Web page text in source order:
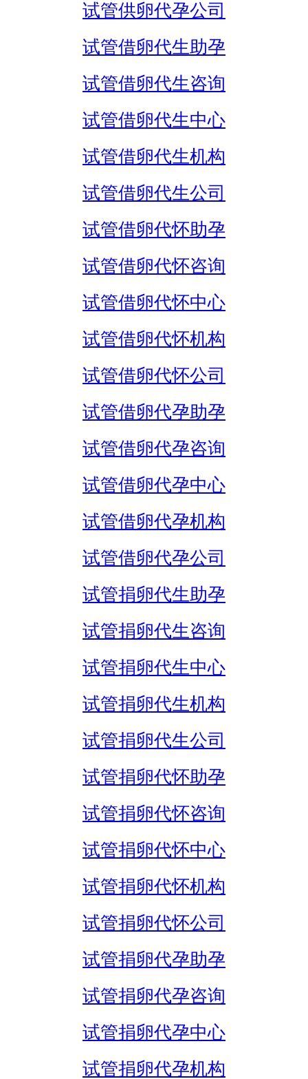
试管供卵代孕公司
试管借卵代生助孕
试管借卵代生咨询
试管借卵代生中心
试管借卵代生机构
试管借卵代生公司
试管借卵代怀助孕
试管借卵代怀咨询
试管借卵代怀中心
试管借卵代怀机构
试管借卵代怀公司
试管借卵代孕助孕
试管借卵代孕咨询
试管借卵代孕中心
试管借卵代孕机构
试管借卵代孕公司
试管捐卵代生助孕
试管捐卵代生咨询
试管捐卵代生中心
试管捐卵代生机构
试管捐卵代生公司
试管捐卵代怀助孕
试管捐卵代怀咨询
试管捐卵代怀中心
试管捐卵代怀机构
试管捐卵代怀公司
试管捐卵代孕助孕
试管捐卵代孕咨询
试管捐卵代孕中心
试管捐卵代孕机构